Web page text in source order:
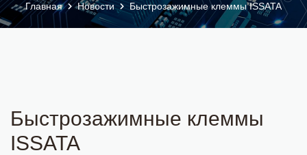
Главная Новости Быстрозажимные клеммы ISSATA
Быстрозажимные клеммы
ISSATA